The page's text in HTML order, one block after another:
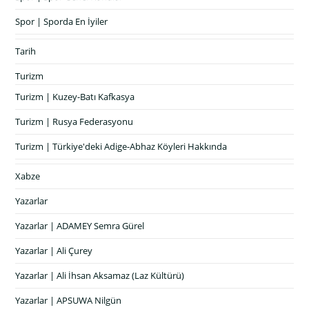
Spor | Sporda En İyiler
Tarih
Turizm
Turizm | Kuzey-Batı Kafkasya
Turizm | Rusya Federasyonu
Turizm | Türkiye'deki Adige-Abhaz Köyleri Hakkında
Xabze
Yazarlar
Yazarlar | ADAMEY Semra Gürel
Yazarlar | Ali Çurey
Yazarlar | Ali İhsan Aksamaz (Laz Kültürü)
Yazarlar | APSUWA Nilgün